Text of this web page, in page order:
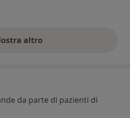
altro
opinioni di cui sopra
da parte di pazienti di